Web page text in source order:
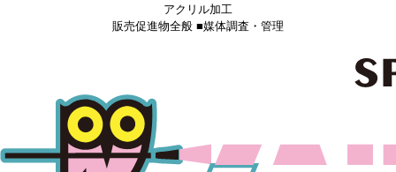
アクリル加工
販売促進物全般 ■媒体調査・管理